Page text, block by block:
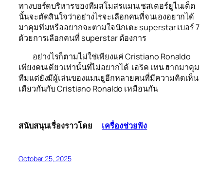
ทางบอร์ดบริหารของทีมสโมสรแมนเชสเตอร์ยูไนเต็ด
นั้นจะตัดสินใจว่าอย่างไรจะเลือกคนที่จนเองอยากได้
มาคุมทีมหรืออยากจะตามใจนักเตะ superstar เบอร์ 7
ด้วยการเลือกคนที่ superstar ต้องการ
อย่างไรก็ตามไม่ใช่เพียงแค่ Cristiano Ronaldo
เพียงคนเดียวเท่านั้นที่ไม่อยากได้ เอริค เทน ฮากมาคุม
ทีมแต่ยังมีผู้เล่นของแมนยูอีกหลายคนที่มีความคิดเห็น
เดียวกันกับ Cristiano Ronaldo เหมือนกัน
สนับสนุนเรื่องราวโดย เครื่องช่วยฟัง
October 25, 2025